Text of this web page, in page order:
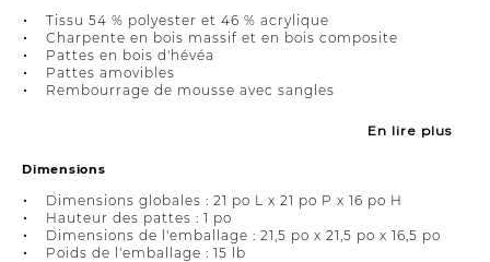
Tissu 54 % polyester et 46 % acrylique
Charpente en bois massif et en bois composite
Pattes en bois d'hévéa
Pattes amovibles
Rembourrage de mousse avec sangles
En lire plus
Dimensions
Dimensions globales : 21 po L x 21 po P x 16 po H
Hauteur des pattes : 1 po
Dimensions de l'emballage : 21,5 po x 21,5 po x 16,5 po
Poids de l'emballage : 15 lb